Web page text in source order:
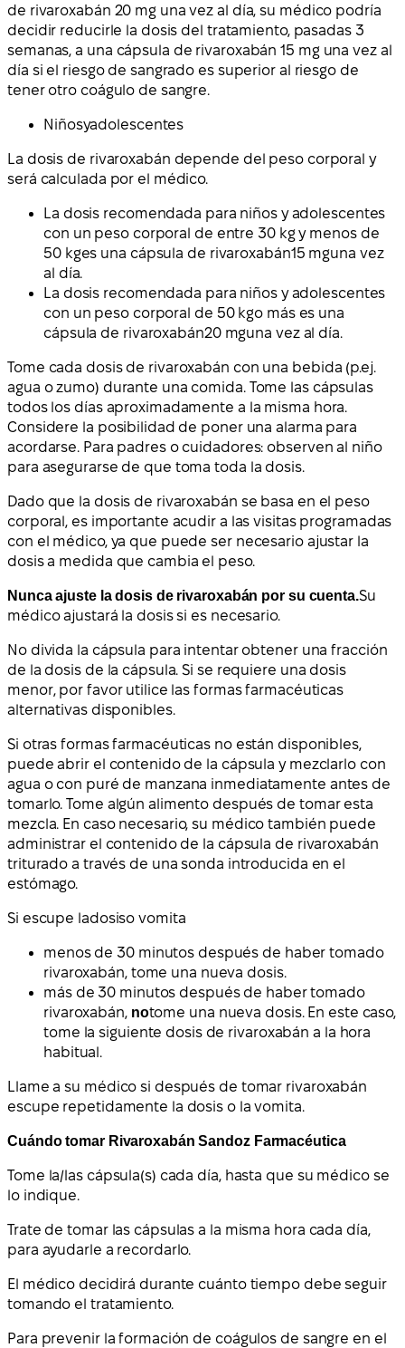
de rivaroxabán 20 mg una vez al día, su médico podría
decidir reducirle la dosis del tratamiento, pasadas 3
semanas, a una cápsula de rivaroxabán 15 mg una vez al
día si el riesgo de sangrado es superior al riesgo de
tener otro coágulo de sangre.
Niñosyadolescentes
La dosis de rivaroxabán depende del peso corporal y
será calculada por el médico.
La dosis recomendada para niños y adolescentes
con un peso corporal de entre 30 kg y menos de
50 kges una cápsula de rivaroxabán15 mguna vez
al día.
La dosis recomendada para niños y adolescentes
con un peso corporal de 50 kgo más es una
cápsula de rivaroxabán20 mguna vez al día.
Tome cada dosis de rivaroxabán con una bebida (p.ej.
agua o zumo) durante una comida. Tome las cápsulas
todos los días aproximadamente a la misma hora.
Considere la posibilidad de poner una alarma para
acordarse. Para padres o cuidadores: observen al niño
para asegurarse de que toma toda la dosis.
Dado que la dosis de rivaroxabán se basa en el peso
corporal, es importante acudir a las visitas programadas
con el médico, ya que puede ser necesario ajustar la
dosis a medida que cambia el peso.
Nunca ajuste la dosis de rivaroxabán por su cuenta.Su
médico ajustará la dosis si es necesario.
No divida la cápsula para intentar obtener una fracción
de la dosis de la cápsula. Si se requiere una dosis
menor, por favor utilice las formas farmacéuticas
alternativas disponibles.
Si otras formas farmacéuticas no están disponibles,
puede abrir el contenido de la cápsula y mezclarlo con
agua o con puré de manzana inmediatamente antes de
tomarlo. Tome algún alimento después de tomar esta
mezcla. En caso necesario, su médico también puede
administrar el contenido de la cápsula de rivaroxabán
triturado a través de una sonda introducida en el
estómago.
Si escupe ladosiso vomita
menos de 30 minutos después de haber tomado
rivaroxabán, tome una nueva dosis.
más de 30 minutos después de haber tomado
rivaroxabán, notome una nueva dosis. En este caso,
tome la siguiente dosis de rivaroxabán a la hora
habitual.
Llame a su médico si después de tomar rivaroxabán
escupe repetidamente la dosis o la vomita.
Cuándo tomar Rivaroxabán Sandoz Farmacéutica
Tome la/las cápsula(s) cada día, hasta que su médico se
lo indique.
Trate de tomar las cápsulas a la misma hora cada día,
para ayudarle a recordarlo.
El médico decidirá durante cuánto tiempo debe seguir
tomando el tratamiento.
Para prevenir la formación de coágulos de sangre en el